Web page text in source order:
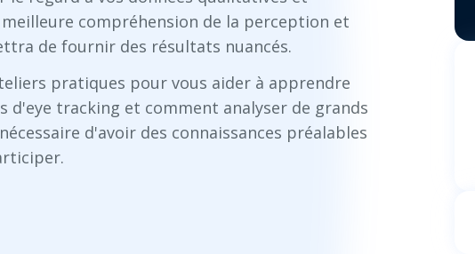
compréhension de la perception et
de fournir des résultats nuancés.
pratiques pour vous aider à apprendre
tracking et comment analyser de grands
d'avoir des connaissances préalables